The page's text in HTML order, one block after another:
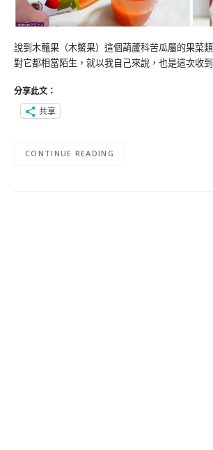
說到木虌果（木鱉果）這個葫蘆科苦瓜屬的果菜
對它都相當陌生，就以我自己來說，也是這次收
分享此文：
共享
CONTINUE READING